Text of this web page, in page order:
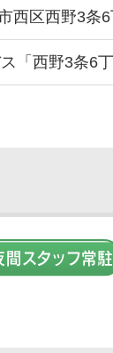
西区西野3条
「西野3条6